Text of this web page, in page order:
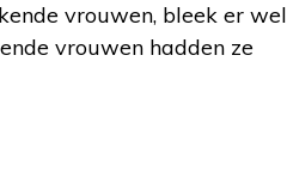
vrouwen, bleek er wel
vrouwen hadden ze